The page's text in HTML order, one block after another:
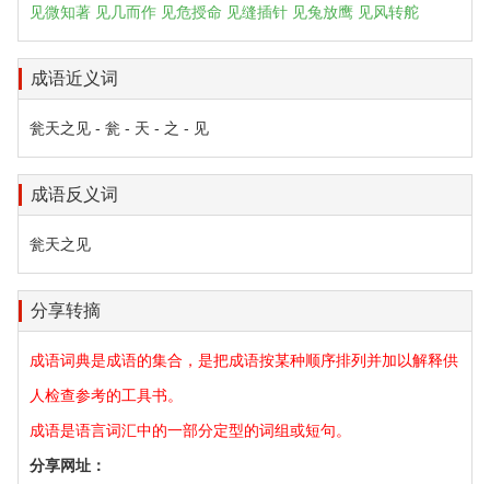
见微知著 见几而作 见危授命 见缝插针 见兔放鹰 见风转舵
成语近义词
瓮天之见 - 瓮 - 天 - 之 - 见
成语反义词
瓮天之见
分享转摘
成语词典是成语的集合，是把成语按某种顺序排列并加以解释供
人检查参考的工具书。
成语是语言词汇中的一部分定型的词组或短句。
分享网址：